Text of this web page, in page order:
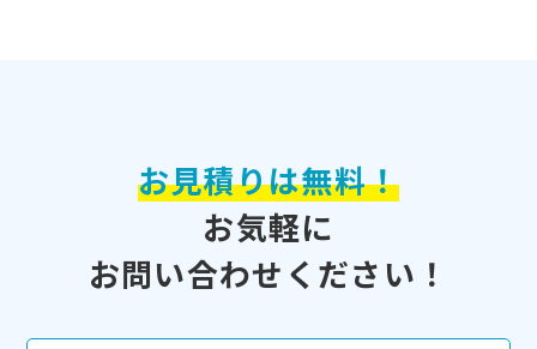
お見積りは無料！
お気軽に
お問い合わせください！